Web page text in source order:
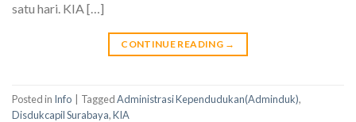
satu hari. KIA […]
CONTINUE READING →
Posted in Info TaggedAdministrasi Kependudukan(Adminduk),
Disdukcapil Surabaya,KIA